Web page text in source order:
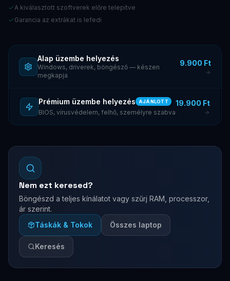
A kiválasztott szoftverek előre telepítve
Garancia az extrákat is lefedi
Alap üzembe helyezés
Windows, driverek, böngésző — készen
megkapja
9.900 Ft
Prémium üzembe helyezés AJÁNLOTT
BIOS, vírusvédelem, felhő, személyre szabva
19.900 Ft
Nem ezt keresed?
Böngészd a teljes kínálatot vagy szűrj RAM, processzor,
ár szerint.
Táskák & Tokok
Összes laptop
Keresés